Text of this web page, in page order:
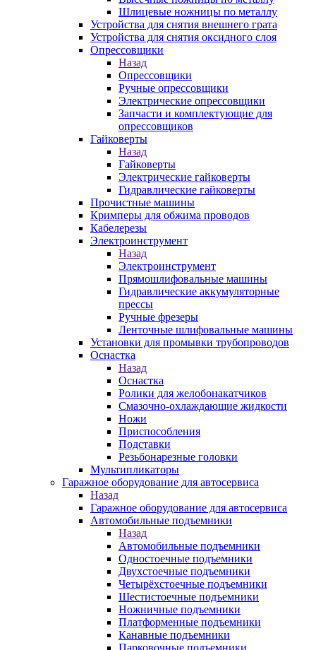
Шлицевые ножницы по металлу
Устройства для снятия внешнего грата
Устройства для снятия оксидного слоя
Опрессовщики
Назад
Опрессовщики
Ручные опрессовщики
Электрические опрессовщики
Запчасти и комплектующие для
опрессовщиков
Гайковерты
Назад
Гайковерты
Электрические гайковерты
Гидравлические гайковерты
Прочистные машины
Кримперы для обжима проводов
Кабелерезы
Электроинструмент
Назад
Электроинструмент
Прямошлифовальные машины
Гидравлические аккумуляторные
прессы
Ручные фрезеры
Ленточные шлифовальные машины
Установки для промывки трубопроводов
Оснастка
Назад
Оснастка
Ролики для желобонакатчиков
Смазочно-охлаждающие жидкости
Ножи
Приспособления
Подставки
Резьбонарезные головки
Мультипликаторы
Гаражное оборудование для автосервиса
Назад
Гаражное оборудование для автосервиса
Автомобильные подъемники
Назад
Автомобильные подъемники
Одностоечные подъемники
Двухстоечные подъемники
Четырёхстоечные подъемники
Шестистоечные подъемники
Ножничные подъемники
Платформенные подъемники
Канавные подъемники
Парковочные подъемники